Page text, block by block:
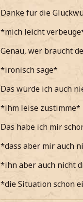
*das natürlich
Eigentlich nein.
*ironisch sage und
Pfff ach bitte....
*meine als sie
Auch in anderen
*schulterzuckend
Du musstest mir
zusein der Leute
*schulterzuckend
Danke für die
*mich leicht
Genau, wer braucht
*ironisch sage*
Das würde ich auch
*ihm leise zustimme*
Das habe ich mir
*dass aber mir auch
*ihn aber auch nicht
*die Situation schon